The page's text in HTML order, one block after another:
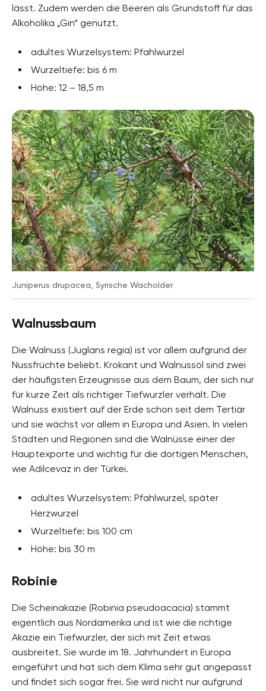
lässt. Zudem werden die Beeren als Grundstoff für das
Alkoholika „Gin“ genutzt.
adultes Wurzelsystem: Pfahlwurzel
Wurzeltiefe: bis 6 m
Höhe: 12 – 18,5 m
Juniperus drupacea, Syrische Wacholder
Walnussbaum
Die Walnuss (Juglans regia) ist vor allem aufgrund der
Nussfrüchte beliebt. Krokant und Walnussöl sind zwei
der häufigsten Erzeugnisse aus dem Baum, der sich nur
für kurze Zeit als richtiger Tiefwurzler verhält. Die
Walnuss existiert auf der Erde schon seit dem Tertiär
und sie wächst vor allem in Europa und Asien. In vielen
Städten und Regionen sind die Walnüsse einer der
Hauptexporte und wichtig für die dortigen Menschen,
wie Adilcevaz in der Türkei.
adultes Wurzelsystem: Pfahlwurzel, später
Herzwurzel
Wurzeltiefe: bis 100 cm
Höhe: bis 30 m
Robinie
Die Scheinakazie (Robinia pseudoacacia) stammt
eigentlich aus Nordamerika und ist wie die richtige
Akazie ein Tiefwurzler, der sich mit Zeit etwas
ausbreitet. Sie wurde im 18. Jahrhundert in Europa
eingeführt und hat sich dem Klima sehr gut angepasst
und findet sich sogar frei. Sie wird nicht nur aufgrund